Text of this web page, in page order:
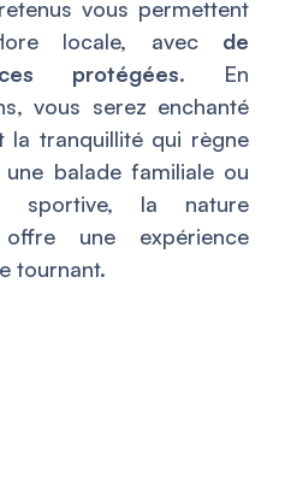
vous permettent
locale, avec de
protégées. En
vous serez enchanté
la tranquillité qui règne
balade familiale ou
sportive, la nature
une expérience
tournant.